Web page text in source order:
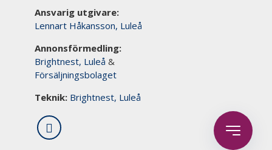
Ansvarig utgivare:
Lennart Håkansson, Luleå
Annonsförmedling:
Brightnest, Luleå &
Försäljningsbolaget
Teknik: Brightnest, Luleå